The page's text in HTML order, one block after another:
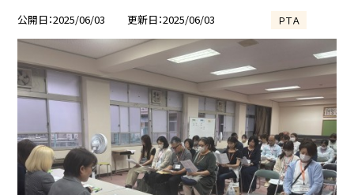
公開日 2025/06/03 更新日 2025/06/03 ＰＴＡ